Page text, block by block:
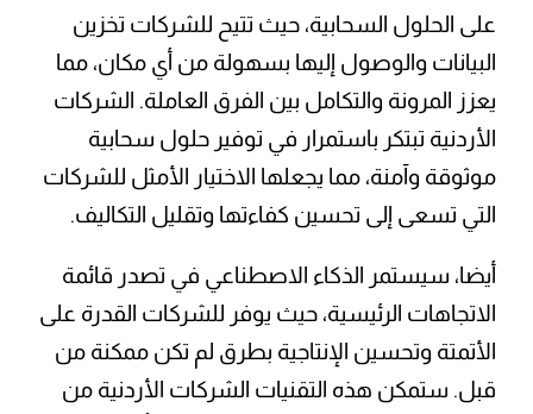
على الحلول السحابية، حيث تتيح للشركات تخزين
البيانات والوصول إليها بسهولة من أي مكان، مما
يعزز المرونة والتكامل بين الفرق العاملة. الشركات
الأردنية تبتكر باستمرار في توفير حلول سحابية
موثوقة وآمنة، مما يجعلها الاختيار الأمثل للشركات
التي تسعى إلى تحسين كفاءتها وتقليل التكاليف.
أيضا، سيستمر الذكاء الاصطناعي في تصدر قائمة
الاتجاهات الرئيسية، حيث يوفر للشركات القدرة على
الأتمتة وتحسين الإنتاجية بطرق لم تكن ممكنة من
قبل. ستمكن هذه التقنيات الشركات الأردنية من